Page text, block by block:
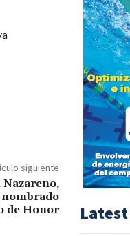
siguiente
nombrado
de Honor